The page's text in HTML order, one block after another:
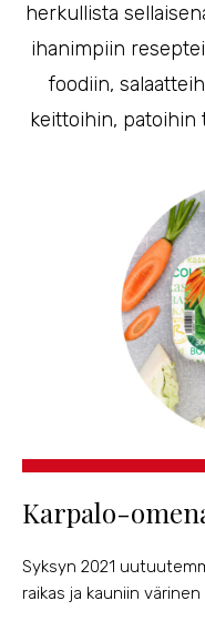
herkullista
ihanimpiin
foodiin,
keittoihin, patoihin
Karpalo-
Syksyn 2021
raikas ja kauniin värinen